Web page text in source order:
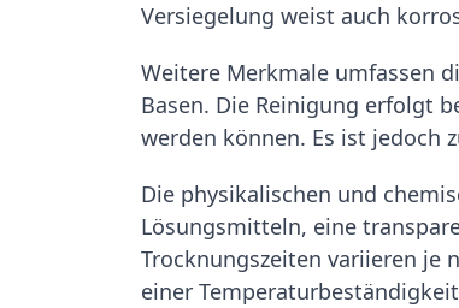
Versiegelung weist auch
Weitere Merkmale umfassen
Basen. Die Reinigung erfolgt
werden können. Es ist jedoch
Die physikalischen und
Lösungsmitteln, eine
Trocknungszeiten variieren je
einer